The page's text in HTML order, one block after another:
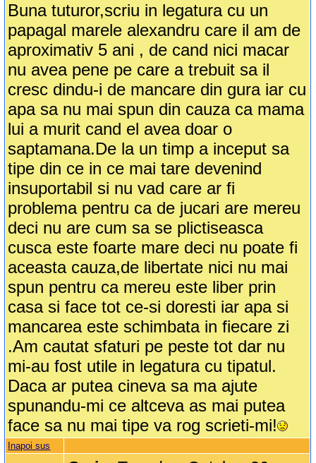
Buna tuturor,scriu in legatura cu un
papagal marele alexandru care il am de
aproximativ 5 ani , de cand nici macar
nu avea pene pe care a trebuit sa il
cresc dindu-i de mancare din gura iar cu
apa sa nu mai spun din cauza ca mama
lui a murit cand el avea doar o
saptamana.De la un timp a inceput sa
tipe din ce in ce mai tare devenind
insuportabil si nu vad care ar fi
problema pentru ca de jucari are mereu
deci nu are cum sa se plictiseasca
cusca este foarte mare deci nu poate fi
aceasta cauza,de libertate nici nu mai
spun pentru ca mereu este liber prin
casa si face tot ce-si doresti iar apa si
mancarea este schimbata in fiecare zi
.Am cautat sfaturi pe peste tot dar nu
mi-au fost utile in legatura cu tipatul.
Daca ar putea cineva sa ma ajute
spunandu-mi ce altceva as mai putea
face sa nu mai tipe va rog scrieti-mi!
Inapoi sus